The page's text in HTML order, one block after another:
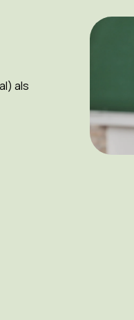
als